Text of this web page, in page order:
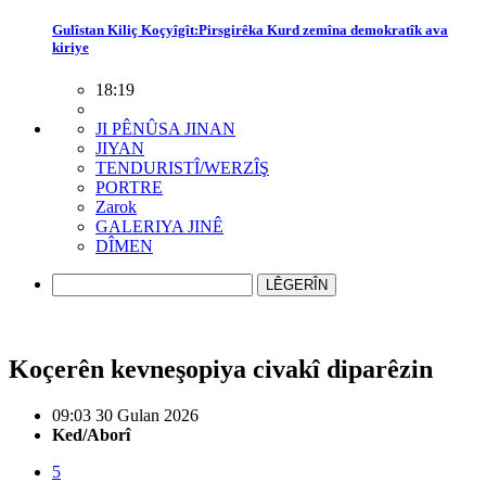
Gulîstan Kiliç Koçyîgît:Pirsgirêka Kurd zemîna demokratîk ava
kiriye
18:19
JI PÊNÛSA JINAN
JIYAN
TENDURISTÎ/WERZÎŞ
PORTRE
Zarok
GALERIYA JINÊ
DÎMEN
LÊGERÎN
Koçerên kevneşopiya civakî diparêzin
09:03 30 Gulan 2026
Ked/Aborî
5